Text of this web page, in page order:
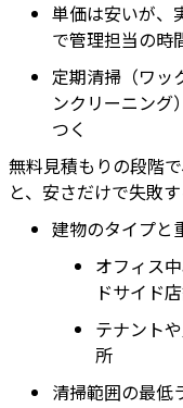
単価は安いが、
で管理担当の時
定期清掃（ワッ
ンクリーニング
つく
無料見積もりの段階
と、安さだけで失敗
建物のタイプと
オフィス
ドサイド
テナント
所
清掃範囲の最低